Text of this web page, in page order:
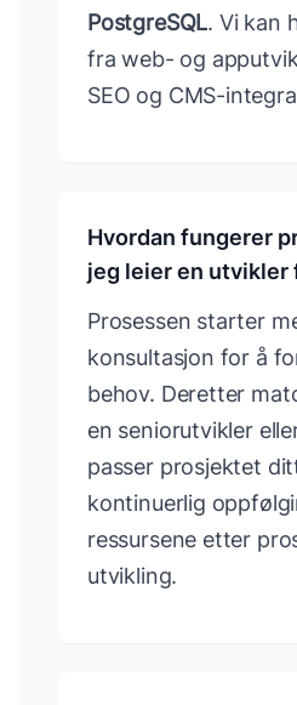
PostgreSQL. Vi kan
fra web- og
SEO og CMS-
Hvordan fungerer
jeg leier en utvikler
Prosessen starter
konsultasjon for å
behov. Deretter
en seniorutvikler
passer prosjektet
kontinuerlig
ressursene etter
utvikling.